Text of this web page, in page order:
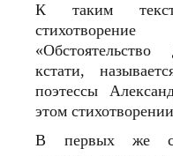
К таким
кстати,
поэтессы
этом
В первых же